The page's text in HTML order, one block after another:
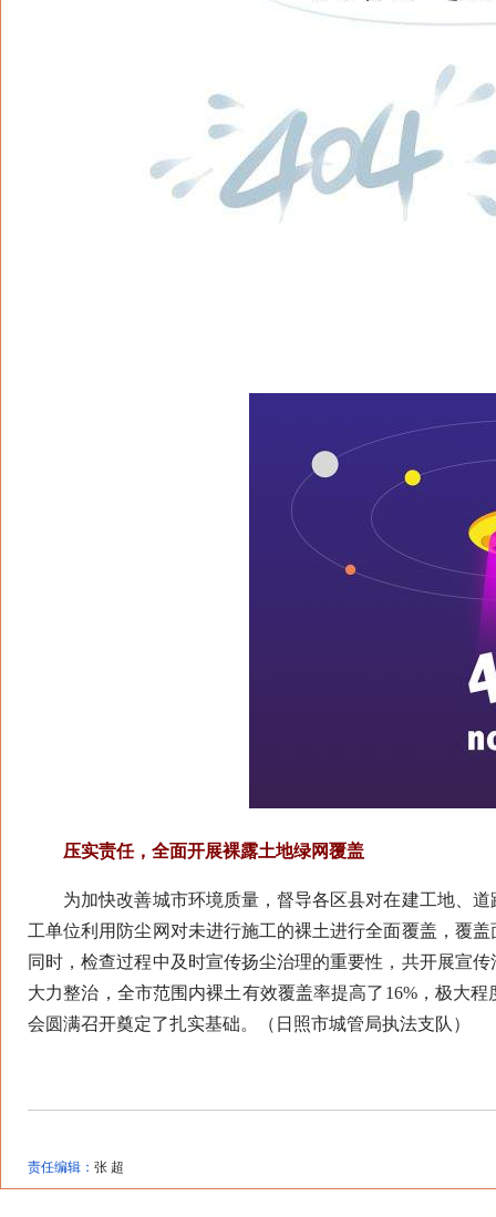
压实责任，全面开展裸露土地绿网覆盖
为加快改善城市环境质量，督导各区县对在建工地、道
工单位利用防尘网对未进行施工的裸土进行全面覆盖，覆
同时，检查过程中及时宣传扬尘治理的重要性，共开展宣
大力整治，全市范围内裸土有效覆盖率提高了16%，极大
会圆满召开奠定了扎实基础。（日照市城管局执法支队）
责任编辑： 张 超